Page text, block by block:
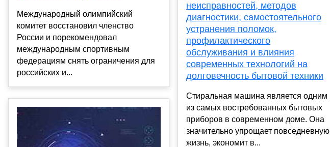
Международный олимпийский
комитет восстановил членство
России и порекомендовал
международным спортивным
федерациям снять ограничения для
российских и...
неисправностей, методов
диагностики, самостоятельного
устранения поломок,
профилактического
обслуживания и влияния
современных технологий на
долговечность бытовой техники
Стиральная машина является одним
из самых востребованных бытовых
приборов в современном доме. Она
значительно упрощает повседневную
жизнь, экономит в...